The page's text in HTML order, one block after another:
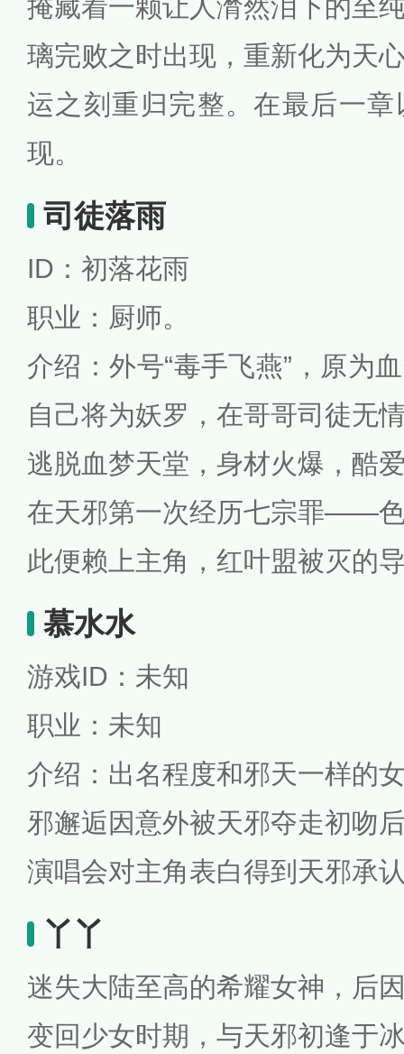
掩藏着一颗让人潸然泪下的至
璃完败之时出现，重新化为天
运之刻重归完整。在最后一
现。
司徒落雨
ID：初落花雨
职业：厨师。
介绍：外号“毒手飞燕”，原为
自己将为妖罗，在哥哥司徒无
逃脱血梦天堂，身材火爆，酷
在天邪第一次经历七宗罪——
此便赖上主角，红叶盟被灭的
慕水水
游戏ID：未知
职业：未知
介绍：出名程度和邪天一样的
邪邂逅因意外被天邪夺走初吻
演唱会对主角表白得到天邪承
丫丫
迷失大陆至高的希耀女神，后
变回少女时期，与天邪初逢于